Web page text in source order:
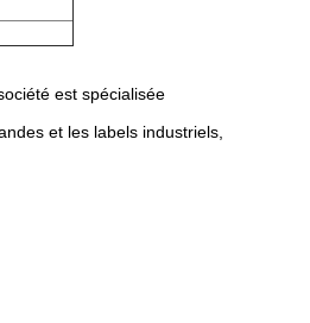
est spécialisée
et les labels industriels,